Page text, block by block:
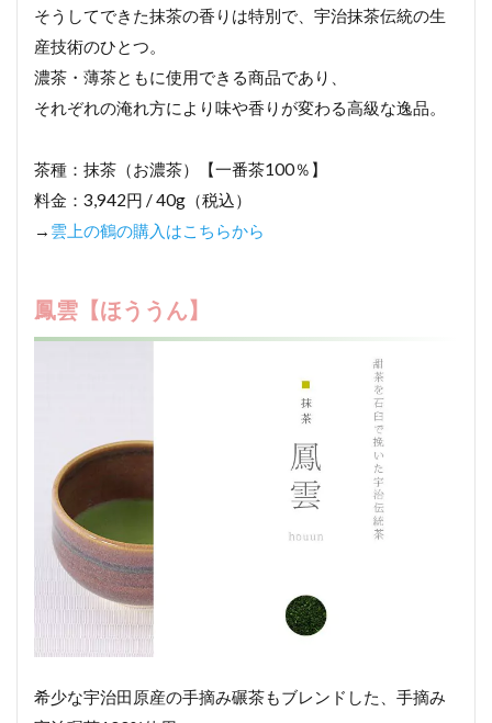
そうしてできた抹茶の香りは特別で、宇治抹茶伝統の生
産技術のひとつ。
濃茶・薄茶ともに使用できる商品であり、
それぞれの淹れ方により味や香りが変わる高級な逸品。
茶種：抹茶（お濃茶）【一番茶100％】
料金：3,942円 / 40g（税込）
→ 雲上の鶴の購入はこちらから
鳳雲【ほううん】
希少な宇治田原産の手摘み碾茶もブレンドした、手摘み